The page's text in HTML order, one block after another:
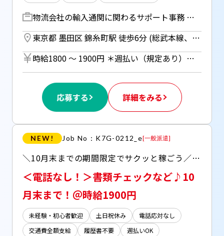
物流会社の輸入通関に関わるサポート事務 【主な業務内容】 〇データ入力 〇書類作成 〇問い合わせ対応 →お客様とのやり取りや税関への内容確認・申告 〇スケジュール調整・手配 →商品の配送手配などをサポート ＊システムの基本操作から業務についてまでOJTあり！ *** 紹介予定派遣 *** 雇用形態：正社員 派遣期間：6ヶ月 【給与】 ◇想定月収：月給22万円以上＋諸手当＋賞与(過去実績3.8ヶ月分) ◇モデル年収例 年収390万円／アシスタント職／2年 年収440万円／主任職／４年 年収530万円／係長職／８年 ※経験・スキルを考慮し決定します。 ※試用期間は3ヶ月。労働条件は本採用と同じです。 ◇昇給：年1回 ◇賞与：年2回（前年度実績：3.8ヶ月分） 【諸手当】 交通費（月60,000円まで支給） 通関士手当（月25,000円支給） 家族手当（配偶者13,500円／月 子供一人ごとに5,000円追加） 【休暇】 ◎年間休日125日 有給休暇（1時間単位で取得可能） 年末年始休暇（過去実績12/29～1/3） GW休暇 産前・産後休暇 育児休暇（男女問わず取得実績あり） 誕生日休暇 慶弔休暇 結婚休暇 【福利厚生】 各種社会保険完備 退職金制度 従業員持株会 慶弔見舞金 団体保険など **********************
東京都 墨田区 錦糸町駅 徒歩6分 (総武本線、半蔵門線) ／ 亀戸駅 徒歩13分 (東武亀戸線) ／ 押上駅 徒歩15分 (都営浅草線)
時給1800 〜 1900円 ＊週払い（規定あり）利用OK！ 但し、週払い制度は初回2ヵ月間のみ、 3ヵ月目以降は月払い制になります。 利用についてはご本人様からお仕事紹介時に申請があった場合のみとなります。
応募する 詳細をみる
NEW! Job No：K7G-0212_e[一般派遣]
＼10月末までの期間限定でサクッと稼ごう／ ＊高時給1900円+交通費支給あり ＊17時定時で残業もありません＾＾ 【自宅で完結！WEB登録受付中】#初めての派遣歓迎
＜電話なし！＞書類チェックなど♪10
月末まで！＠時給1900円
未経験・初心者歓迎 土日祝休み
電話応対なし
交通費全額支給
履歴書不要
週払いOK